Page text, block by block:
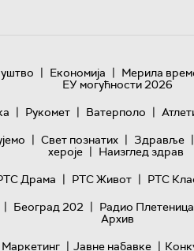
| Економија | Мерила
ЕУ могућности 2026
| Рукомет | Ватерполо |
| Свет познатих | Здравље |
хероје | Наизглед здрав
Драма | РТС Живот | РТС
| Београд 202 | Радио Плетеница
Архив
Маркетинг | Јавне набавке |